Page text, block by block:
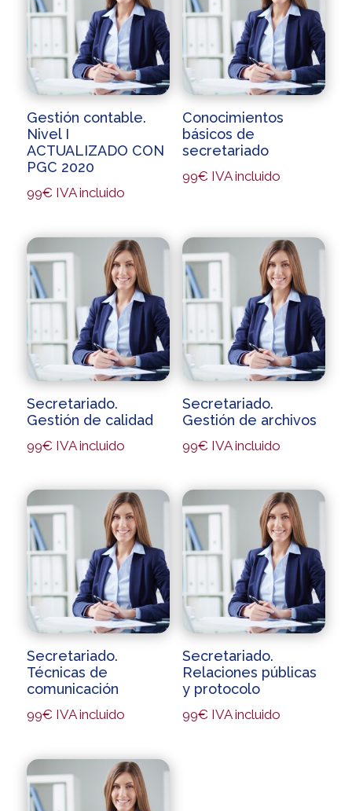
Gestión contable.
Nivel I
ACTUALIZADO CON
PGC 2020
99€ IVA incluido
Conocimientos
básicos de
secretariado
99€ IVA incluido
Secretariado.
Gestión de calidad
99€ IVA incluido
Secretariado.
Gestión de archivos
99€ IVA incluido
Secretariado.
Técnicas de
comunicación
99€ IVA incluido
Secretariado.
Relaciones públicas
y protocolo
99€ IVA incluido